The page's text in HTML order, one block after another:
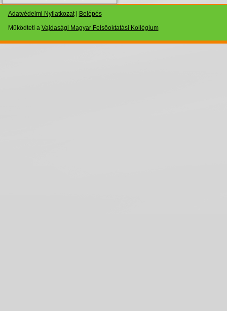
Adatvédelmi Nyilatkozat|
Belépés
Működteti a Vajdasági Magyar Felsőoktatási Kollégium